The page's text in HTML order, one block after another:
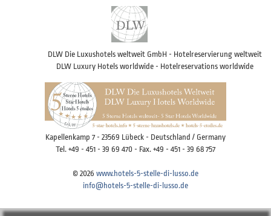
DLW Die Luxushotels weltweit GmbH - Hotelreservierung weltweit
DLW Luxury Hotels worldwide - Hotelreservations worldwide
Kapellenkamp 7 - 23569 Lübeck - Deutschland / Germany
Tel. +49 - 451 - 39 69 470 - Fax. +49 - 451 - 39 68 757
© 2026 www.hotels-5-stelle-di-lusso.de
info@hotels-5-stelle-di-lusso.de